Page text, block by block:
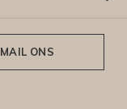
MAIL ONS